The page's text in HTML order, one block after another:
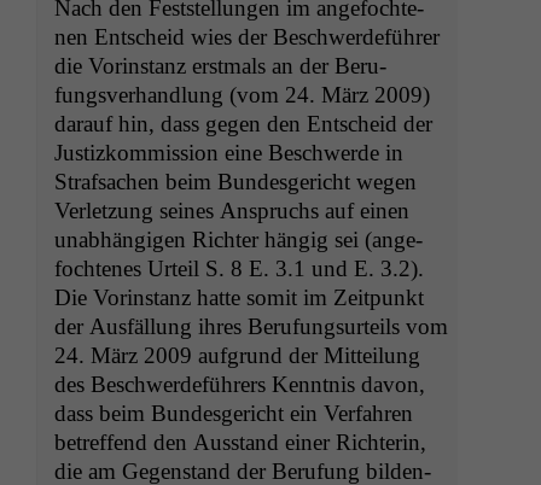
Nach den Fest­stel­lun­gen im ange­focht­e­
nen Entscheid wies der Beschw­erde­führer
die Vorin­stanz erst­mals an der Beru­
fungsver­hand­lung (vom 24. März 2009)
darauf hin, dass gegen den Entscheid der
Jus­tizkom­mis­sion eine Beschw­erde in
Straf­sachen beim Bun­des­gericht wegen
Ver­let­zung seines Anspruchs auf einen
unab­hängi­gen Richter hängig sei (ange­
focht­enes Urteil S. 8 E. 3.1 und E. 3.2).
Die Vorin­stanz hat­te somit im Zeit­punkt
der Aus­fäl­lung ihres Beru­fung­surteils vom
24. März 2009 auf­grund der Mit­teilung
des Beschw­erde­führers Ken­nt­nis davon,
dass beim Bun­des­gericht ein Ver­fahren
betr­e­f­fend den Aus­stand ein­er Rich­terin,
die am Gegen­stand der Beru­fung bilden­